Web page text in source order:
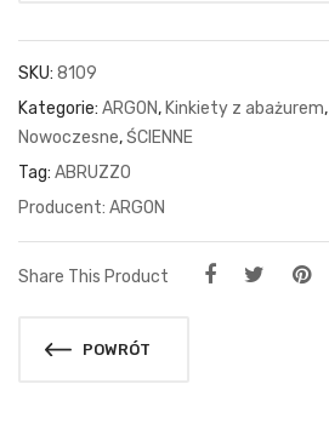
SKU: 8109
Kategorie: ARGON, Kinkiety z abażurem,
Nowoczesne,ŚCIENNE
Tag: ABRUZZO
ARGON
Share This Product
POWRÓT